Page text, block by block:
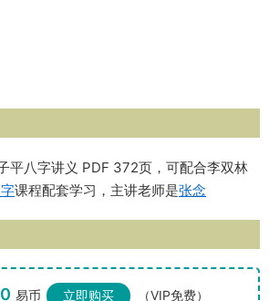
平八字讲义 PDF 372页，可配合李双林
课程配套学习，主讲老师是张念
易币 立即购买
（VIP免费）